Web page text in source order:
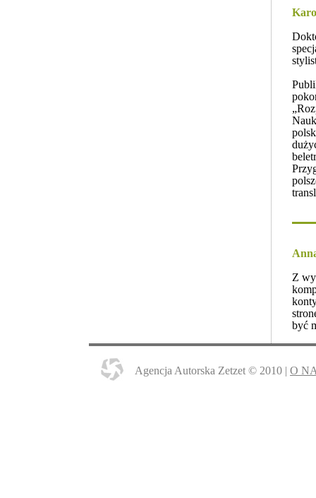
Z
być
Agencja Autorska Zetzet © 2010 | O